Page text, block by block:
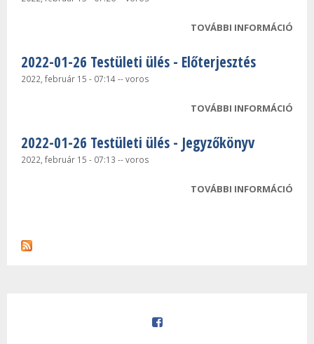
TOVÁBBI INFORMÁCIÓ
2022-01-26 Testületi ülés - Előterjesztés
2022, február 15 - 07:14--voros
TOVÁBBI INFORMÁCIÓ
2022-01-26 Testületi ülés - Jegyzőkönyv
2022, február 15 - 07:13 --voros
TOVÁBBI INFORMÁCIÓ